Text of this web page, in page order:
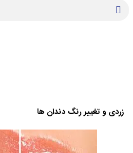
زردی و تغییر رنگ دندان ها